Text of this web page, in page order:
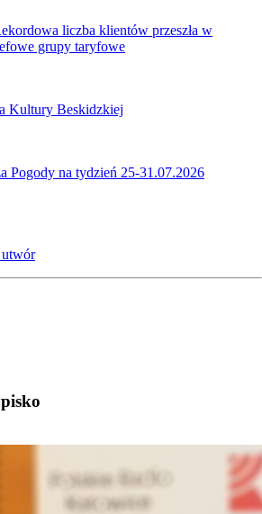
liczba klientów przeszła w
grupy taryfowe
Kultury Beskidzkiej
Pogody na tydzień 25-31.07.2026
utwór